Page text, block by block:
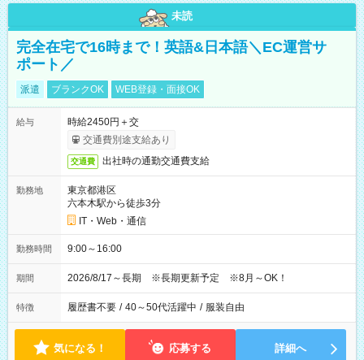
未読
完全在宅で16時まで！英語&日本語＼EC運営サ
ポート／
派遣 ブランクOK WEB登録・面接OK
給与
時給2450円＋交
交通費別途支給あり
交通費 出社時の通勤交通費支給
勤務地
東京都港区
六本木駅から徒歩3分
IT・Web・通信
勤務時間 9:00～16:00
期間 2026/8/17～長期 ※長期更新予定 ※8月～OK！
特徴 履歴書不要 / 40～50代活躍中 / 服装自由
気になる！ 応募する 詳細へ